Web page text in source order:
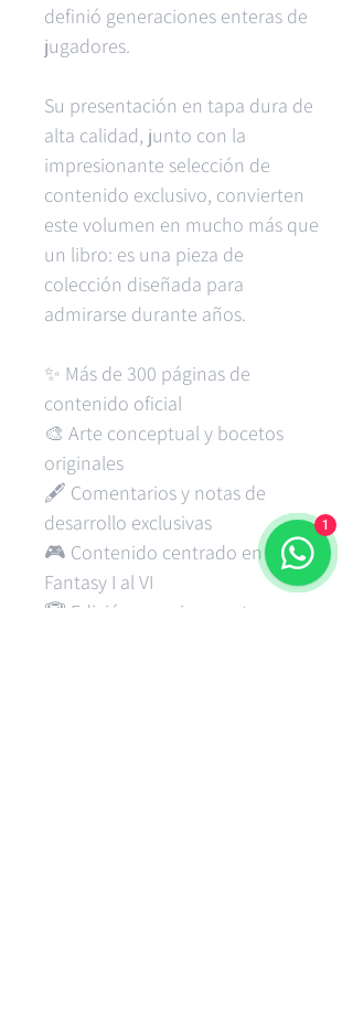
definió generaciones enteras de
jugadores.
Su presentación en tapa dura de
alta calidad, junto con la
impresionante selección de
contenido exclusivo, convierten
este volumen en mucho más que
un libro: es una pieza de
colección diseñada para
admirarse durante años.
✨ Más de 300 páginas de
contenido oficial
🎨 Arte conceptual y bocetos
originales
🖋️ Comentarios y notas de
desarrollo exclusivas
🎮 Contenido centrado en Final
Fantasy I al VI
🏆 Edición premium en tapa
1